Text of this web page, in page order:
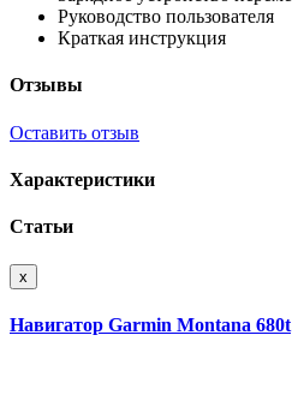
Руководство пользователя
Краткая инструкция
Отзывы
Оставить отзыв
Характеристики
Статьи
x
Навигатор Garmin Montana 680t